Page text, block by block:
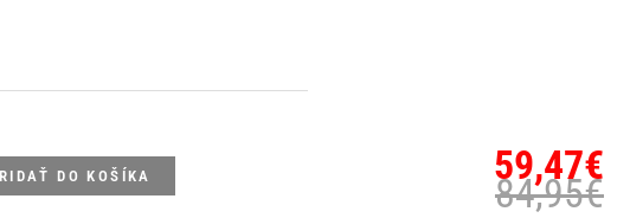
DO KOŠÍKA 59,47€
84,95€